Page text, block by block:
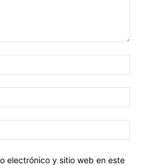
electrónico y sitio web en este